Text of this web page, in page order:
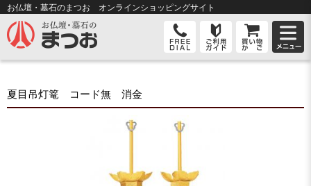
お仏壇・墓石のまつお オンラインショッピングサイト
夏目吊灯篭 コード無 消金